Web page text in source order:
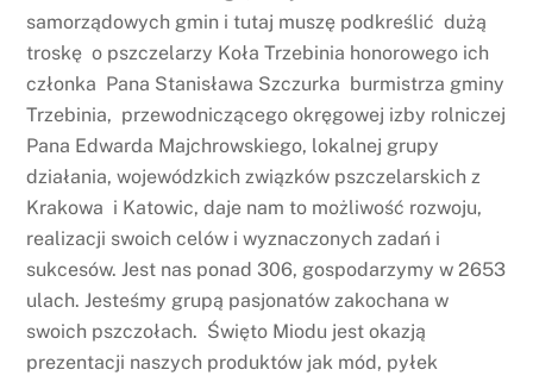
samorządowych gmin i tutaj muszę podkreślić dużą
troskę o pszczelarzy Koła Trzebinia honorowego ich
członka Pana Stanisława Szczurka burmistrza gminy
Trzebinia, przewodniczącego okręgowej izby rolniczej
Pana Edwarda Majchrowskiego, lokalnej grupy
działania, wojewódzkich związków pszczelarskich z
Krakowa i Katowic, daje nam to możliwość rozwoju,
realizacji swoich celów i wyznaczonych zadań i
sukcesów. Jest nas ponad 306, gospodarzymy w 2653
ulach. Jesteśmy grupą pasjonatów zakochana w
swoich pszczołach. Święto Miodu jest okazją
prezentacji naszych produktów jak mód, pyłek